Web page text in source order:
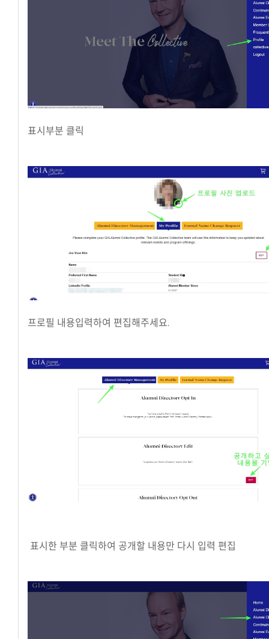
표시부분 클릭
프로필 내용입력하여 편집해주세요.
표시한 부분 클릭하여 공개할 내용만 다시 입력 편집